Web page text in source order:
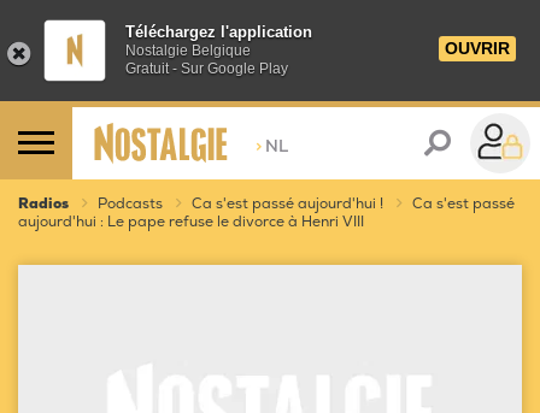
Téléchargez l'application
Nostalgie Belgique
Gratuit - Sur Google Play
OUVRIR
> NL
Radios Podcasts Ca s'est passé aujourd'hui !
Ca s'est passé
aujourd'hui : Le pape refuse le divorce à Henri VIII